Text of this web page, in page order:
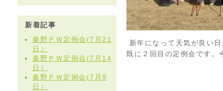
新着記事
秦野ＰＷ定例会(7月21
日）
秦野ＰＷ定例会(7月14
日）
秦野ＰＷ定例会(7月9
日）
新年になって天気が良い
既に２回目の定例会です